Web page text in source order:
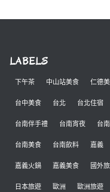
LABELS
下午茶 中山站美食 仁德
台中美食 台北 台北住宿
台南伴手禮 台南宵夜 台
台南美食 台南飲料 嘉義
嘉義火鍋 嘉義美食 國外
日本旅遊 歐洲 歐洲旅遊